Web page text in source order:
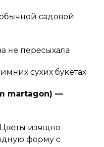
садовой
не пересыхала
сухих букетах
martagon) —
изящно
форму с